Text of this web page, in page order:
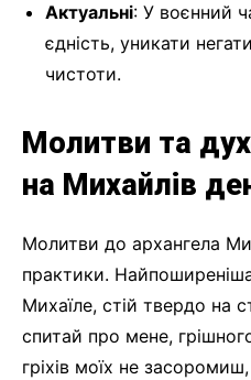
Актуальні: У воєнний
єдність, уникати
чистоти.
Молитви та
на Михайлів
Молитви до архангела
практики.
Михаїле, стій твердо на
спитай про мене,
гріхів моїх не